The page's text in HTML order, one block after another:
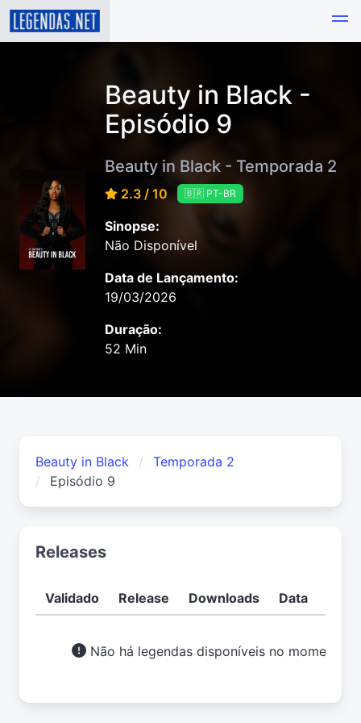
Beauty in Black -
Episódio 9
Beauty in Black - Temporada 2
2.3 / 10 🇧🇷 PT-BR
Sinopse:
Não Disponível
Data de Lançamento:
19/03/2026
Duração:
52 Min
Beauty in Black
Temporada 2
Episódio 9
Releases
Validado Release Downloads Data
Não há legendas disponíveis no momento.